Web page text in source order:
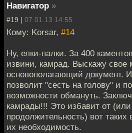
Навигатор »
#19 | 07.01.13 14:55
Кому: Korsar, #14
Ну, елки-палки. За 400
извини, камрад. Выскажу свое
основополагающий документ. И
позволит "сесть на голову" и
возможности обмануть.
камрады!!! Это избавит от (или
продолжительность) вот таких
их необходимость.